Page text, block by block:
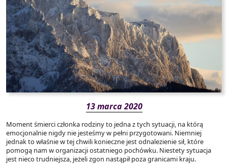
13 marca 2020
Moment śmierci członka rodziny to jedna z tych sytuacji, na którą
emocjonalnie nigdy nie jesteśmy w pełni przygotowani. Niemniej
jednak to właśnie w tej chwili konieczne jest odnalezienie sił, które
pomogą nam w organizacji ostatniego pochówku. Niestety sytuacja
jest nieco trudniejsza, jeżeli zgon nastąpił poza granicami kraju.